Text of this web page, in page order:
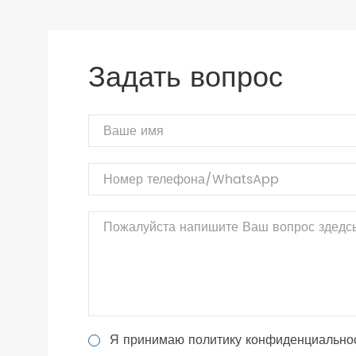
Задать вопрос
Я принимаю политику